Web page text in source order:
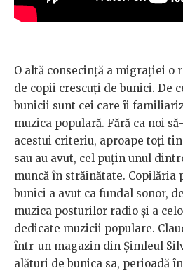
O altă consecință a migrației o
de copii crescuți de bunici. De
bunicii sunt cei care îi
muzica populară. Fără ca noi
acestui criteriu, aproape toți
sau au avut, cel puțin unul
muncă în străinătate. Copilăria
bunici a avut ca fundal sonor,
muzica posturilor radio și a
dedicate muzicii populare.
într-un magazin din Șimleul
alături de bunica sa, perioadă